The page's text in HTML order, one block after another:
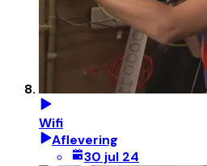
Wifi
Aflevering
30 jul 24